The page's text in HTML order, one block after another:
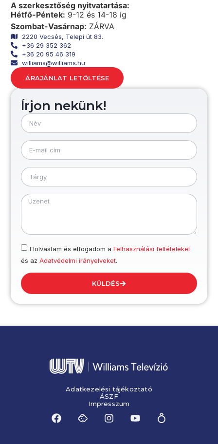
A szerkesztőség nyitvatartása:
Hétfő-Péntek: 9-12 és 14-18 ig
Szombat-Vasárnap: ZÁRVA
2220 Vecsés, Telepi út 83.
+36 29 352 362
+36 20 95 46 319
williams@williams.hu
ÁRAJÁNLAT LETÖLTÉSE
Írjon nekünk!
Elolvastam és elfogadom a Felhasználási feltételeket
és az Adatvédelmi irányelveket.
KÜLDÉS
Adatkezelési tájékoztató
ÁSZF
Impresszum